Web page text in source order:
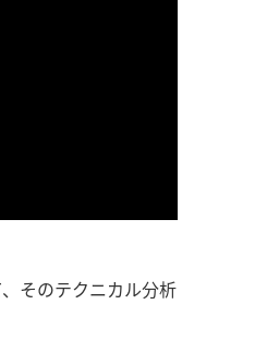
そのテクニカル分析